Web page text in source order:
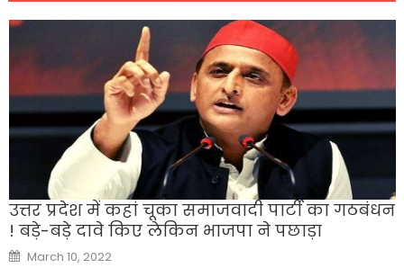
उत्तर प्रदेश में कहां चूका समाजवादी पार्टी का गठबंधन
! बड़े-बड़े दावे किए लेकिन भाजपा ने पछाड़ा
Posted
on
March 10, 2022